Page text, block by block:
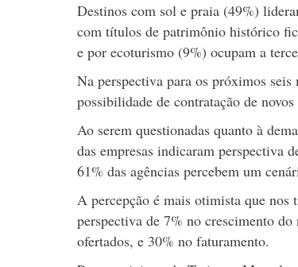
Destinos com sol e praia (49%)
com títulos de patrimônio histórico
e por ecoturismo (9%) ocupam a
Na perspectiva para os próximos
possibilidade de contratação de
Ao serem questionadas quanto à
das empresas indicaram perspectiva
61% das agências percebem um
A percepção é mais otimista que nos
perspectiva de 7% no crescimento
ofertados, e 30% no faturamento.